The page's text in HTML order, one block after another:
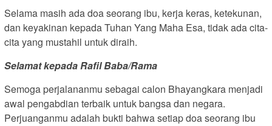
Selama masih ada doa seorang ibu, kerja keras, ketekunan,
dan keyakinan kepada Tuhan Yang Maha Esa, tidak ada cita-
cita yang mustahil untuk diraih.
Selamat kepada Rafil Baba/Rama
Semoga perjalananmu sebagai calon Bhayangkara menjadi
awal pengabdian terbaik untuk bangsa dan negara.
Perjuanganmu adalah bukti bahwa setiap doa seorang ibu